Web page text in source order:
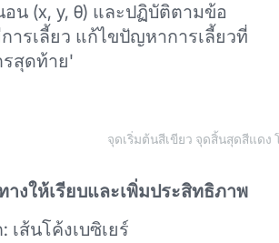
น (x, y, θ) และปฏิบัติตามข้อ
ารเลี้ยว แก้ไขปัญหาการเลี้ยวที่
สุดท้าย'
จุดเริ่มต้นสีเขียว จุดสิ้นสุดสีแดง
างให้เรียบและเพิ่มประสิทธิภาพ
เส้นโค้งเบซิเยร์